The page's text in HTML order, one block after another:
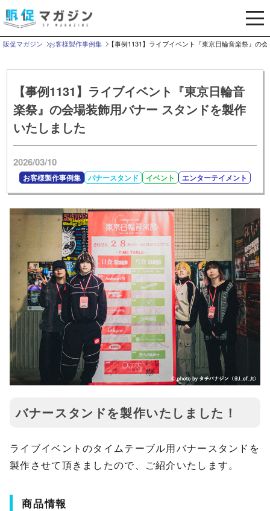
メ
ニ
ュ
ー
く
販促マガジン お客様製作事例集 【事例1131】ライブイベント『東京日輪音楽祭』の
【事例1131】ライブイベント『東京日輪音
楽祭』の会場装飾用バナー スタンドを製作
いたしました
2026/03/10
お客様製作事例集 バナースタンド イベント エンターテイメント
バナースタンドを製作いたしました！
ライブイベントのタイムテーブル用バナースタンドを
製作させて頂きましたので、ご紹介いたします。
商品情報